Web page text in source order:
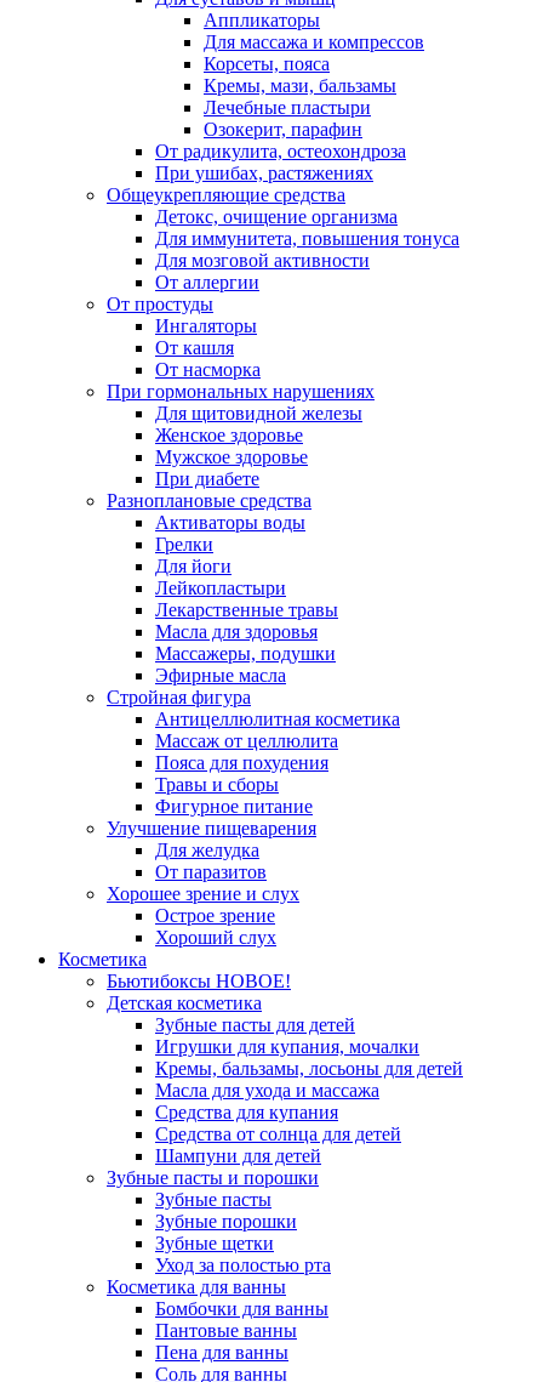
Аппликаторы
Для массажа и компрессов
Корсеты, пояса
Кремы, мази, бальзамы
Лечебные пластыри
Озокерит, парафин
От радикулита, остеохондроза
При ушибах, растяжениях
Общеукрепляющие средства
Детокс, очищение организма
Для иммунитета, повышения тонуса
Для мозговой активности
От аллергии
От простуды
Ингаляторы
От кашля
От насморка
При гормональных нарушениях
Для щитовидной железы
Женское здоровье
Мужское здоровье
При диабете
Разноплановые средства
Активаторы воды
Грелки
Для йоги
Лейкопластыри
Лекарственные травы
Масла для здоровья
Массажеры, подушки
Эфирные масла
Стройная фигура
Антицеллюлитная косметика
Массаж от целлюлита
Пояса для похудения
Травы и сборы
Фигурное питание
Улучшение пищеварения
Для желудка
От паразитов
Хорошее зрение и слух
Острое зрение
Хороший слух
Косметика
Бьютибоксы НОВОЕ!
Детская косметика
Зубные пасты для детей
Игрушки для купания, мочалки
Кремы, бальзамы, лосьоны для детей
Масла для ухода и массажа
Средства для купания
Средства от солнца для детей
Шампуни для детей
Зубные пасты и порошки
Зубные пасты
Зубные порошки
Зубные щетки
Уход за полостью рта
Косметика для ванны
Бомбочки для ванны
Пантовые ванны
Пена для ванны
Соль для ванны